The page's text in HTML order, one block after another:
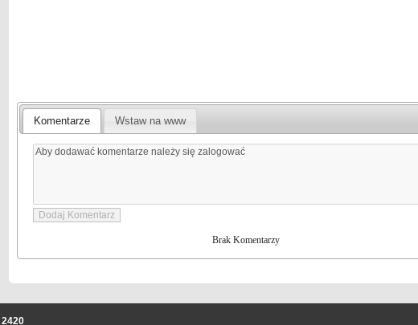
Komentarze Wstaw na www
Brak Komentarzy
2420